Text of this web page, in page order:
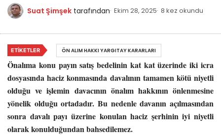
Suat Şimşek tarafından Ekim 28, 2025 8 kez okundu
Önalıma konu payın satış bedelinin kat kat üzerinde iki icra
dosyasında haciz konmasında davalının tamamen kötü niyetli
olduğu ve işlemin davacının önalım hakkının önlenmesine
yönelik olduğu ortadadır. Bu nedenle davanın açılmasından
sonra davalı payı üzerine konulan haciz şerhinin iyi niyetli
olarak konulduğundan bahsedilemez.
ETIKETLER ÖN ALIM HAKKI YARGITAY KARARLARI